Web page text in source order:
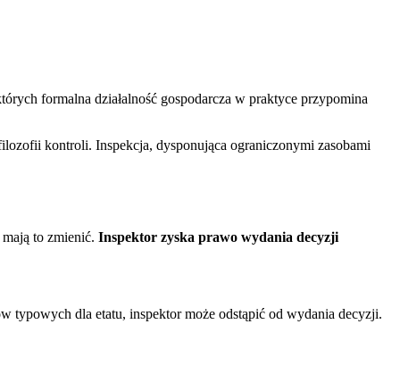
formalna działalność gospodarcza w praktyce przypomina
kontroli. Inspekcja, dysponująca ograniczonymi zasobami
to zmienić. Inspektor zyska prawo wydania decyzji
typowych dla etatu, inspektor może odstąpić od wydania decyzji.